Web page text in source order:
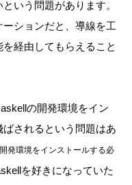
いう問題があります。
ションだと、導線を工
経由してもらえること
の開発環境をイン
されるという問題はあ
発環境をインストールする必
を好きになっていた